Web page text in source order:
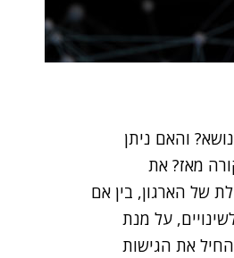
והאם ניתן
בארץ לפני ה-7 באוקטובר, וקורה מאז? את
של הארגון, בין אם
על מנת
את הגישות